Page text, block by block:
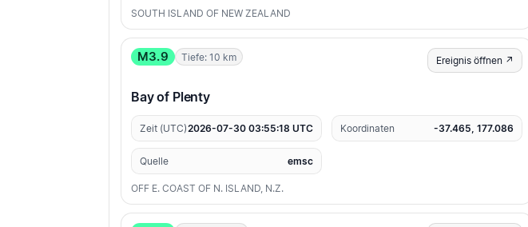
SOUTH ISLAND OF NEW ZEALAND
M3.9 Tiefe: 10 km Ereignis öffnen ↗
Bay of Plenty
Zeit (UTC)2026-07-30 03:55:18 UTC Koordinaten -37.465, 177.086
Quelle emsc
OFF E. COAST OF N. ISLAND, N.Z.